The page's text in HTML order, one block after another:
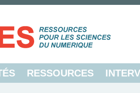
RESSOURCES